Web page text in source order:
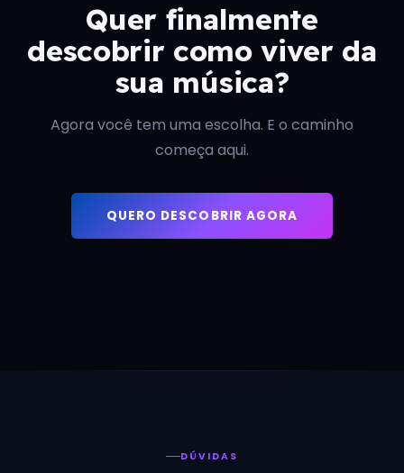
Quer finalmente
descobrir como viver da
sua música?
Agora você tem uma escolha. E o caminho
começa aqui.
QUERO DESCOBRIR AGORA
DÚVIDAS